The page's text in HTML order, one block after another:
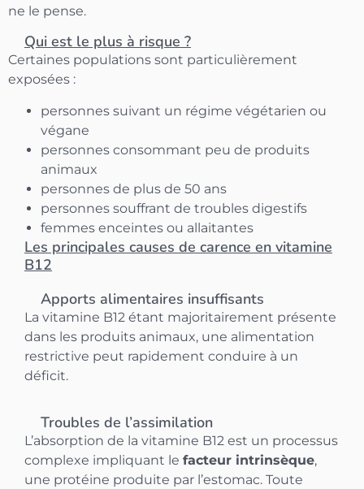
ne le pense.
Qui est le plus à risque ?
Certaines populations sont particulièrement
exposées :
personnes suivant un régime végétarien ou
végane
personnes consommant peu de produits
animaux
personnes de plus de 50 ans
personnes souffrant de troubles digestifs
femmes enceintes ou allaitantes
Les principales causes de carence en vitamine
B12
Apports alimentaires insuffisants
La vitamine B12 étant majoritairement présente
dans les produits animaux, une alimentation
restrictive peut rapidement conduire à un
déficit.
Troubles de l’assimilation
L’absorption de la vitamine B12 est un processus
complexe impliquant le facteur intrinsèque,
une protéine produite par l’estomac. Toute